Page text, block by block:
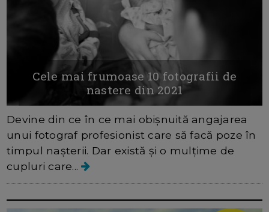
Cele mai frumoase 10 fotografii de
nastere din 2021
Devine din ce în ce mai obișnuită angajarea
unui fotograf profesionist care să facă poze în
timpul nașterii. Dar există și o mulțime de
cupluri care...